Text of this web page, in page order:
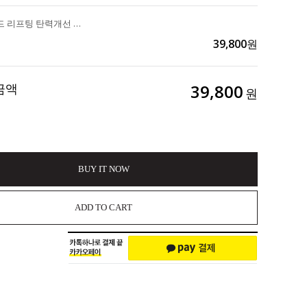
모공 블랙헤드 리프팅 탄력개선 도자기 미백 "그린애플 콜라겐 포어 머드팩" 2ea 60,000>>39,800
39,800원
액 39,800 원
BUY IT NOW
ADD TO CART